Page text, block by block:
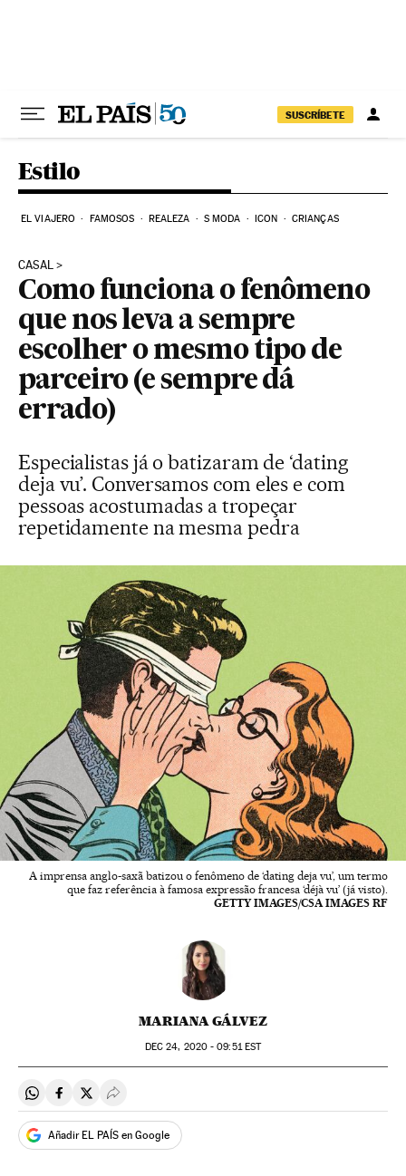
SUSCRÍBETE
Estilo
EL VIAJERO FAMOSOS REALEZA S MODA ICON CRIANÇAS
CASAL
Como funciona o fenômeno
que nos leva a sempre
escolher o mesmo tipo de
parceiro (e sempre dá
errado)
Especialistas já o batizaram de ‘dating
deja vu’. Conversamos com eles e com
pessoas acostumadas a tropeçar
repetidamente na mesma pedra
A imprensa anglo-saxã batizou o fenômeno de ‘dating deja vu’, um termo
que faz referência à famosa expressão francesa ‘déjà vu’ (já visto).
GETTY IMAGES/CSA IMAGES RF
MARIANA GÁLVEZ
DEC 24, 2020 - 09:51EST
Compartir en Whatsapp
Compartir en Facebook
Compartir en Twitter
Desplegar Redes Sociales
Añadir EL PAÍS en Google